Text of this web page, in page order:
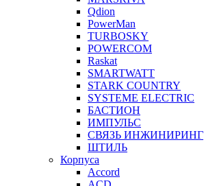
Qdion
PowerMan
TURBOSKY
POWERCOM
Raskat
SMARTWATT
STARK COUNTRY
SYSTEME ELECTRIC
БАСТИОН
ИМПУЛЬС
СВЯЗЬ ИНЖИНИРИНГ
ШТИЛЬ
Корпуса
Accord